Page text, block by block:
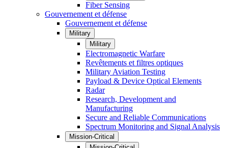
Fiber Sensing
Gouvernement et défense
Gouvernement et défense
Military
Military
Electromagnetic Warfare
Revêtements et filtres optiques
Military Aviation Testing
Payload & Device Optical Elements
Radar
Research, Development and
Manufacturing
Secure and Reliable Communications
Spectrum Monitoring and Signal Analysis
Mission-Critical